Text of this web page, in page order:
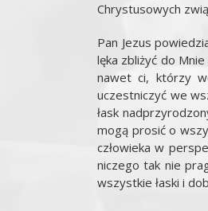
Chrystusowych
Pan Jezus
lęka zbliżyć do
nawet ci, którzy
uczestniczyć we
łask
mogą prosić o
człowieka w
niczego tak nie
wszystkie łaski i